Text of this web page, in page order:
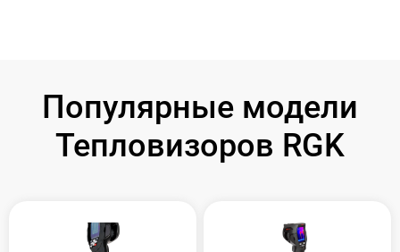
Популярные модели
Тепловизоров RGK